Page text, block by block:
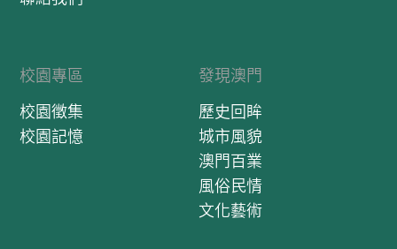
校園專區
校園徵集
校園記憶
發現澳門
歷史回眸
城市風貌
澳門百業
風俗民情
文化藝術